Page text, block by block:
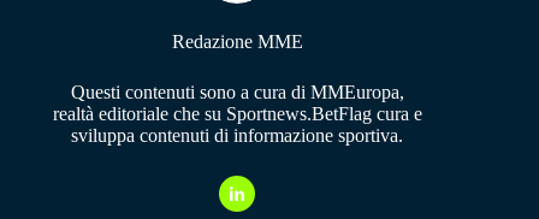
Redazione MME
Questi contenuti sono a cura di MMEuropa,
realtà editoriale che su Sportnews.BetFlag cura e
sviluppa contenuti di informazione sportiva.